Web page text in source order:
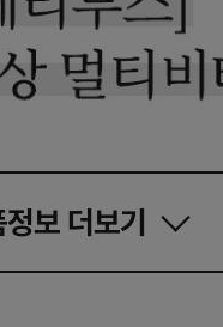
정보 더보기